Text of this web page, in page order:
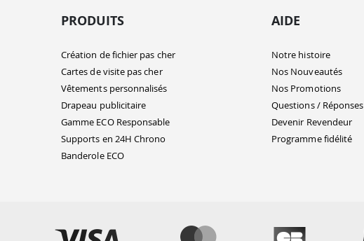
PRODUITS
Création de fichier pas cher
Cartes de visite pas cher
Vêtements personnalisés
Drapeau publicitaire
Gamme ECO Responsable
Supports en 24H Chrono
Banderole ECO
AIDE
Notre histoire
Nos Nouveautés
Nos Promotions
Questions / Réponses
Devenir Revendeur
Programme fidélité